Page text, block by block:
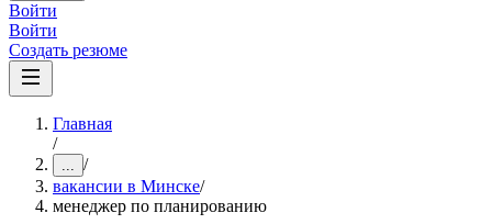
Войти
Войти
Создать резюме
Главная
/
... /
вакансии в Минске/
менеджер по планированию